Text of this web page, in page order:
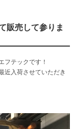
販売して参りま
フテックです！
近入荷させていただき